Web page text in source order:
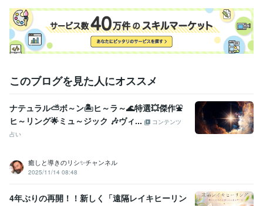
このブログを見た人にオススメ
ナテュラル⛅ボ～ン🏝️ヒ～ラ～🌊特選💥傑作⛲
ヒ～リング🌟ミュ～ジック 🎶ヴィ...
コンテンツ
占い
癒しと導きのリシ✨チャンネル
2025/11/14 08:48
4年ぶりの再開！！新しく「遠隔レイキヒーリン